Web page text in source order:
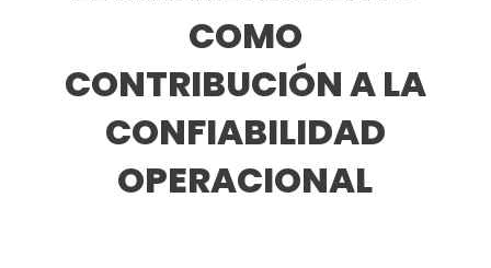
COMO
CONTRIBUCIÓN A LA
CONFIABILIDAD
OPERACIONAL